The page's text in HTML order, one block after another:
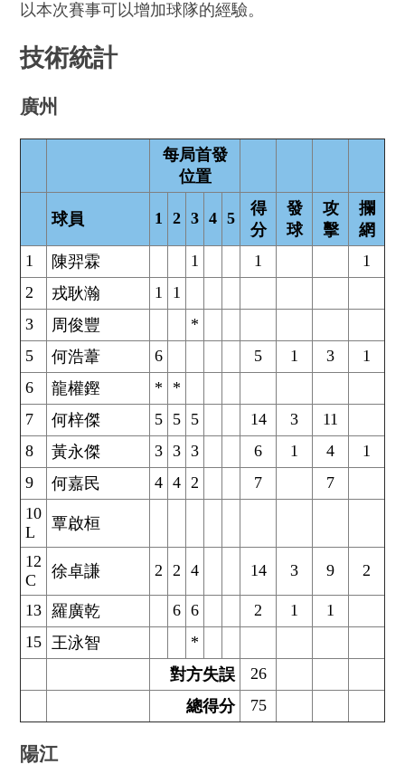
以本次賽事可以增加球隊的經驗。
技術統計
廣州
每局首發
位置
球員 1 2 3 4 5
得
分
發
球
攻
擊
攔
網
1
陳羿霖 1 1
1
2
戎耿瀚 1
1
3
周俊豐
*
5
何浩葦 6 5 1 3
1
6
龍權鏗 *
*
7
何梓傑 5 5 5 14 3
11
8
黃永傑 3 3 3 6 1 4
1
9
何嘉民 4 4 2 7
7
10
L
覃啟桓
12
C
徐卓謙 2 2 4 14 3 9 2
13 羅廣乾 6 6 2 1
1
15 王泳智
*
對方失誤
26
總得分
75
陽江